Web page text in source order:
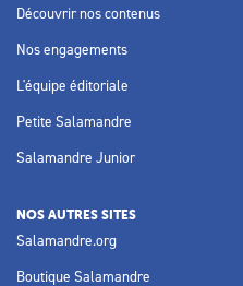
Découvrir nos contenus
Nos engagements
L'équipe éditoriale
Petite Salamandre
Salamandre Junior
NOS AUTRES SITES
Salamandre.org
Boutique Salamandre